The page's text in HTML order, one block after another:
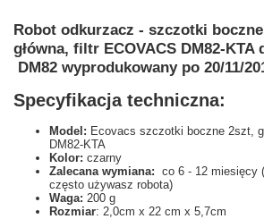
Robot odkurzacz - szczotki
główna, filtr ECOVACS DM82-KTA
DM82 wyprodukowany po 20/11/
Specyfikacja techniczna:
Model: Ecovacs szczotki boczne 2szt,
DM82-KTA
Kolor: czarny
Zalecana wymiana: co 6 - 12 miesięcy
często używasz robota)
Waga: 200 g
Rozmiar: 2,0cm x 22 cm x 5,7cm